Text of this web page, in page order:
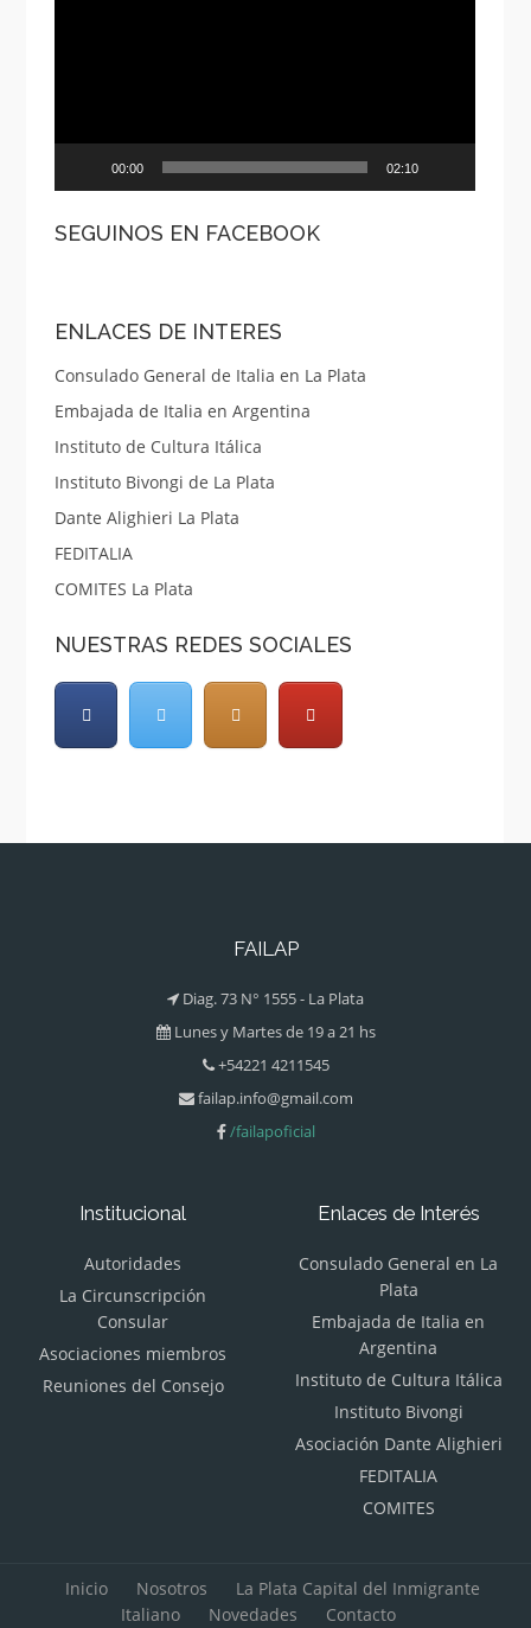
00:00 02:10
SEGUINOS EN FACEBOOK
ENLACES DE INTERES
Consulado General de Italia en La Plata
Embajada de Italia en Argentina
Instituto de Cultura Itálica
Instituto Bivongi de La Plata
Dante Alighieri La Plata
FEDITALIA
COMITES La Plata
NUESTRAS REDES SOCIALES
FAILAP
Diag. 73 N° 1555 - La Plata
Lunes y Martes de 19 a 21 hs
+54221 4211545
failap.info@gmail.com
/failapoficial
Institucional
Autoridades
La Circunscripción
Consular
Asociaciones miembros
Reuniones del Consejo
Enlaces de Interés
Consulado General en La
Plata
Embajada de Italia en
Argentina
Instituto de Cultura Itálica
Instituto Bivongi
Asociación Dante Alighieri
FEDITALIA
COMITES
Inicio Nosotros
La Plata Capital del Inmigrante
Italiano
Novedades Contacto